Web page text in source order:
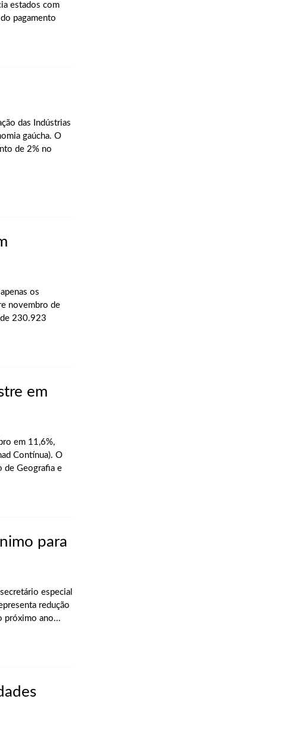
estados com
pagamento
das Indústrias
gaúcha. O
de 2% no
os
novembro de
230.923
em
em 11,6%,
Contínua). O
de Geografia e
para
especial
redução
próximo ano...